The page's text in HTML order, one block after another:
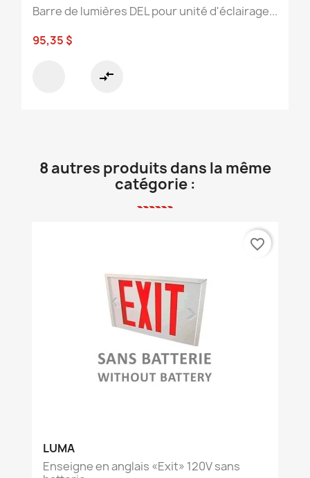
Barre de lumières DEL pour unité d'éclairage...
95,35 $
compare_arrows
8 autres produits dans la même
catégorie :
LUMA
Enseigne en anglais «Exit» 120V sans
favorite_border